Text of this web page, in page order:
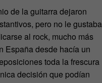
de la guitarra dejaron
pero no le gustaba
al rock, mucho más
España desde hacía un
toda la frescura
decisión que podían